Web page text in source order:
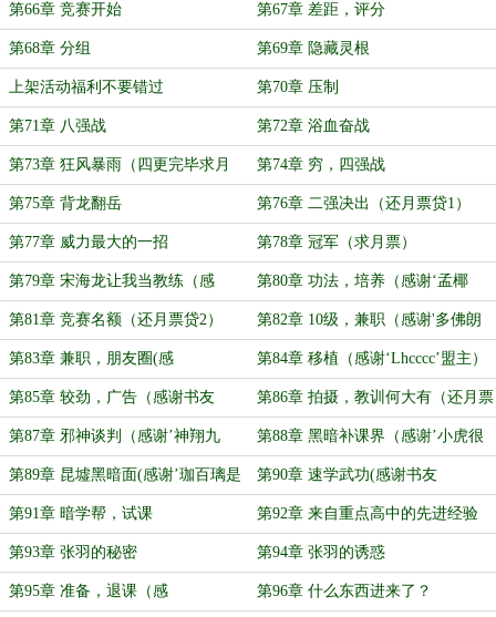
第66章 竞赛开始 第67章 差距，评分
第68章 分组 第69章 隐藏灵根
上架活动福利不要错过 第70章 压制
第71章 八强战 第72章 浴血奋战
第73章 狂风暴雨（四更完毕求月
票）
第74章 穷，四强战
第75章 背龙翻岳 第76章 二强决出（还月票贷1）
第77章 威力最大的一招 第78章 冠军（求月票）
第79章 宋海龙让我当教练（感
谢‘与太郎’盟主）
第80章 功法，培养（感谢‘孟椰
椰’盟主）
第81章 竞赛名额（还月票贷2） 第82章 10级，兼职（感谢'多佛朗
铭哥'盟主）
第83章 兼职，朋友圈(感
谢'Cruzer'盟主)
第84章 移植（感谢‘Lhcccc’盟主）
第85章 较劲，广告（感谢书友
20171123095745156盟主
第86章 拍摄，教训何大有（还月票
贷3）
第87章 邪神谈判（感谢’神翔九
苍'盟主）
第88章 黑暗补课界（感谢’小虎很
困’盟主）
第89章 昆墟黑暗面(感谢’珈百璃是
也’盟主)
第90章 速学武功(感谢书友
20190611151400639盟主)
第91章 暗学帮，试课 第92章 来自重点高中的先进经验
第93章 张羽的秘密 第94章 张羽的诱惑
第95章 准备，退课（感 第96章 什么东西进来了？